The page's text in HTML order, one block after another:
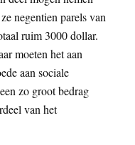
negentien parels van
ruim 3000 dollar.
moeten het aan
aan sociale
zo groot bedrag
van het